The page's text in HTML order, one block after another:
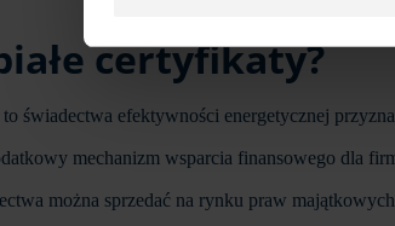
certyfikaty?
świadectwa efektywności energetycznej
mechanizm wsparcia finansowego dla
można sprzedać na rynku praw